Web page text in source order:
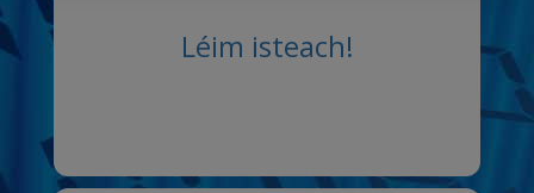
Léim isteach!